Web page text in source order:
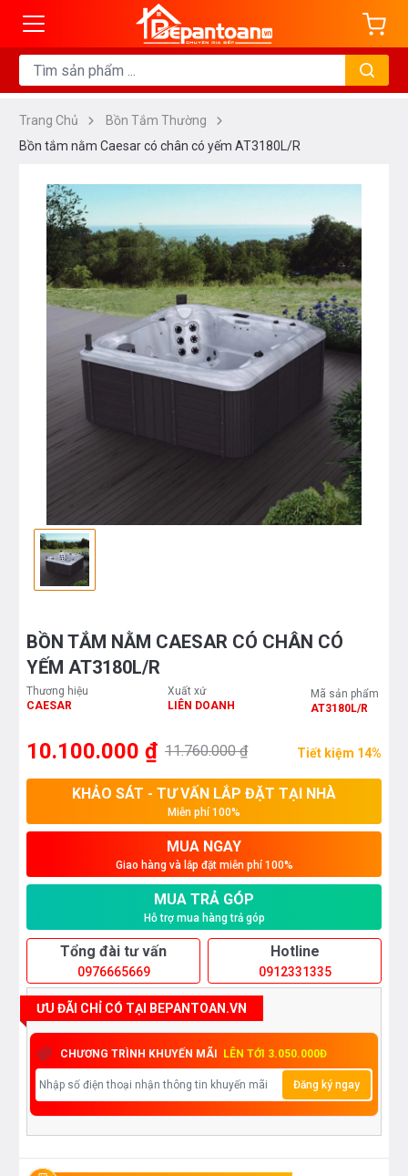
Trang Chủ
Bồn Tắm Thường
Bồn tắm nằm Caesar có chân có yếm AT3180L/R
BỒN TẮM NẰM CAESAR CÓ CHÂN CÓ
YẾM AT3180L/R
Thương hiệu
CAESAR
Xuất xứ
LIÊN DOANH
Mã sản phẩm
AT3180L/R
10.100.000 ₫ 11.760.000 ₫ Tiết kiệm 14%
KHẢO SÁT - TƯ VẤN LẮP ĐẶT TẠI NHÀ
Miễn phí 100%
MUA NGAY
Giao hàng và lắp đặt miễn phí 100%
MUA TRẢ GÓP
Hỗ trợ mua hàng trả góp
Tổng đài tư vấn
0976665669
Hotline
0912331335
ƯU ĐÃI CHỈ CÓ TẠI BEPANTOAN.VN
CHƯƠNG TRÌNH KHUYẾN MÃI LÊN TỚI 3.050.000Đ
Đăng ký ngay